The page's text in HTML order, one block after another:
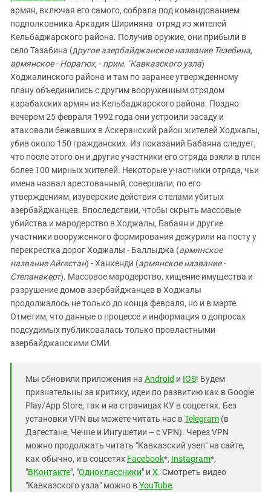
армян, включая его самого, собрала под командованием
подполковника Аркадия Шириняна отряд из жителей
Кельбаджарского района. Получив оружие, они прибыли в
село Тазабина (другое азербайджанское название Тезебина,
армянское - Норагюх, - прим. "Кавказского узла)
Ходжалинского района и там по заранее утвержденному
плану объединились с другим вооруженным отрядом
карабахских армян из Кельбаджарского района. Поздно
вечером 25 февраля 1992 года они устроили засаду и
атаковали бежавших в Аскеранский район жителей Ходжалы,
убив около 150 гражданских. Из показаний Бабаяна следует,
что после этого он и другие участники его отряда взяли в плен
более 100 мирных жителей. Некоторые участники отряда, чьи
имена назвал арестованный, совершали, по его
утверждениям, изуверские действия с телами убитых
азербайджанцев. Впоследствии, чтобы скрыть массовые
убийства и мародерство в Ходжалы, Бабаян и другие
участники вооруженного формирования дежурили на посту у
перекрестка дорог Ходжалы - Баллыджа (армянское
название Айгестан) - Ханкенди (армянское название -
Степанакерт). Массовое мародерство, хищение имущества и
разрушение домов азербайджанцев в Ходжалы
продолжалось не только до конца февраля, но и в марте.
Отметим, что данные о процессе и информация о допросах
подсудимых публиковалась только провластными
азербайджанскими СМИ.
Мы обновили приложения на Android и IOS! Будем
признательны за критику, идеи по развитию как в Google
Play/App Store, так и на страницах КУ в соцсетях. Без
установки VPN вы можете читать нас вTelegram (в
Дагестане, Чечне и Ингушетии – с VPN). Через VPN
можно продолжать читать "Кавказский узел" на сайте,
как обычно, и в соцсетях Facebook*, Instagram*,
"ВКонтакте", "Одноклассники" и X. Смотреть видео
"Кавказского узла" можно вYouTube.